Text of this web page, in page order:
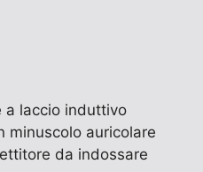
a laccio induttivo
minuscolo auricolare
da indossare